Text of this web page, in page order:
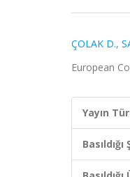
ÇOLAK D.,
European
Yayın
Basıldığı